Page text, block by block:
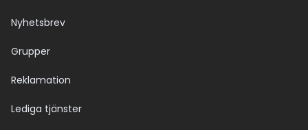
Nyhetsbrev
Grupper
Reklamation
Lediga tjänster